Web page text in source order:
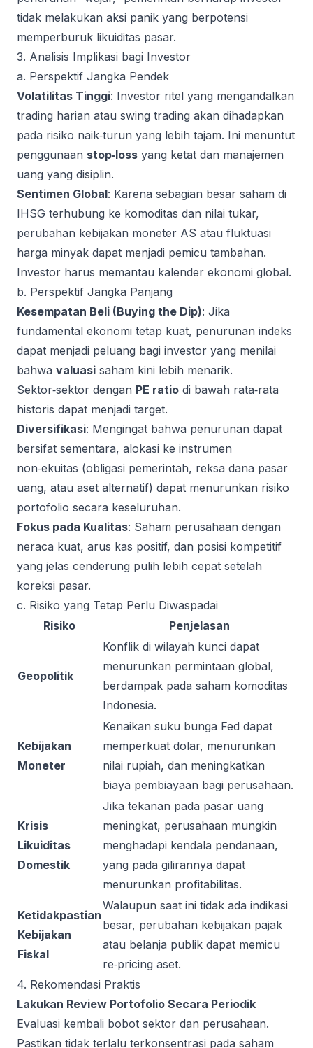
tidak melakukan aksi panik yang berpotensi
memperburuk likuiditas pasar.
3. Analisis Implikasi bagi Investor
a. Perspektif Jangka Pendek
Volatilitas Tinggi: Investor ritel yang mengandalkan
trading harian atau swing trading akan dihadapkan
pada risiko naik‑turun yang lebih tajam. Ini menuntut
penggunaan stop‑loss yang ketat dan manajemen
uang yang disiplin.
Sentimen Global: Karena sebagian besar saham di
IHSG terhubung ke komoditas dan nilai tukar,
perubahan kebijakan moneter AS atau fluktuasi
harga minyak dapat menjadi pemicu tambahan.
Investor harus memantau kalender ekonomi global.
b. Perspektif Jangka Panjang
Kesempatan Beli (Buying the Dip): Jika
fundamental ekonomi tetap kuat, penurunan indeks
dapat menjadi peluang bagi investor yang menilai
bahwa valuasi saham kini lebih menarik.
Sektor‑sektor dengan PE ratio di bawah rata‑rata
historis dapat menjadi target.
Diversifikasi: Mengingat bahwa penurunan dapat
bersifat sementara, alokasi ke instrumen
non‑ekuitas (obligasi pemerintah, reksa dana pasar
uang, atau aset alternatif) dapat menurunkan risiko
portofolio secara keseluruhan.
Fokus pada Kualitas: Saham perusahaan dengan
neraca kuat, arus kas positif, dan posisi kompetitif
yang jelas cenderung pulih lebih cepat setelah
koreksi pasar.
c. Risiko yang Tetap Perlu Diwaspadai
Risiko
Penjelasan
Geopolitik
Konflik di wilayah kunci dapat
menurunkan permintaan global,
berdampak pada saham komoditas
Indonesia.
Kebijakan
Moneter
Kenaikan suku bunga Fed dapat
memperkuat dolar, menurunkan
nilai rupiah, dan meningkatkan
biaya pembiayaan bagi perusahaan.
Krisis
Likuiditas
Domestik
Jika tekanan pada pasar uang
meningkat, perusahaan mungkin
menghadapi kendala pendanaan,
yang pada gilirannya dapat
menurunkan profitabilitas.
Ketidakpastian
Kebijakan
Fiskal
Walaupun saat ini tidak ada indikasi
besar, perubahan kebijakan pajak
atau belanja publik dapat memicu
re‑pricing aset.
4. Rekomendasi Praktis
Lakukan Review Portofolio Secara Periodik
Evaluasi kembali bobot sektor dan perusahaan.
Pastikan tidak terlalu terkonsentrasi pada saham